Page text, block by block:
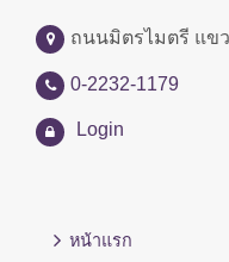
ถนนมิตรไมตรี แข
0-2232-1179
Login
หน้าแรก